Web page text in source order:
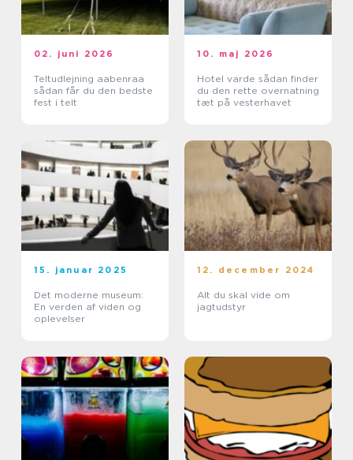
02. juni 2026
Teltudlejning aabenraa
sådan får du den bedste
fest i telt
10. maj 2026
Hotel varde sådan finder
du den rette overnatning
tæt på vesterhavet
15. januar 2025
Det moderne museum:
En verden af viden og
oplevelser
12. december 2024
Alt du skal vide om
jagtudstyr